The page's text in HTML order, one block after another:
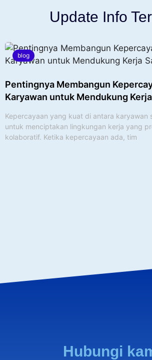
Update Info
blog
Pentingnya Membangun
Karyawan untuk Mendukung
Kepercayaan yang kuat di antara karyawan
untuk menciptakan lingkungan kerja yang
kolaboratif. Ketika kepercayaan ada, tim
Hubungi